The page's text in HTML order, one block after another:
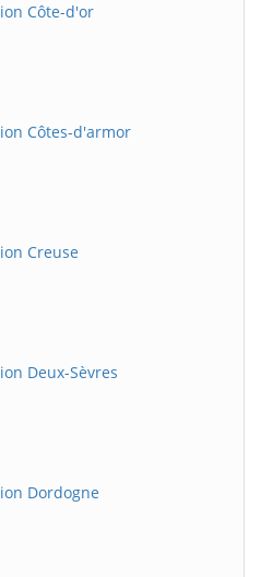
Côte-d'or
Côtes-d'armor
Creuse
Deux-Sèvres
Dordogne